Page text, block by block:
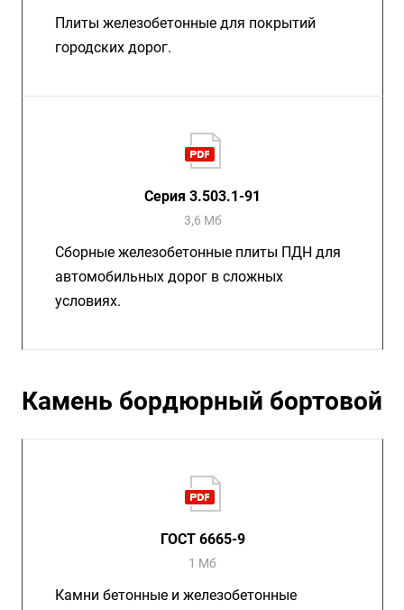
Плиты железобетонные для покрытий
городских дорог.
Серия 3.503.1-91
3,6 Мб
Сборные железобетонные плиты ПДН для
автомобильных дорог в сложных
условиях.
Камень бордюрный бортовой
ГОСТ 6665-9
1 Мб
Камни бетонные и железобетонные